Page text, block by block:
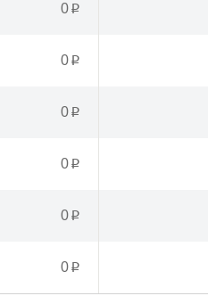
0p
0p
0p
0p
0p
0p